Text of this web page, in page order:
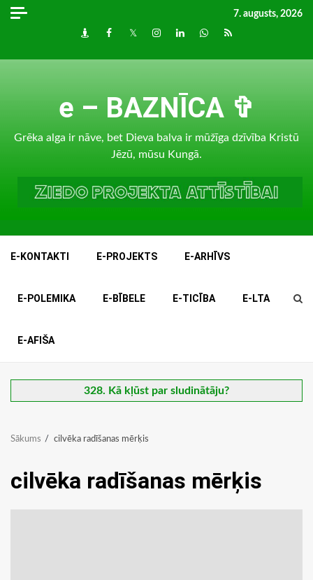
Skip
7. augusts, 2026
DraugiemFacebook
TwitterInstagram
LinkedInwhatsapp
RSS
e – BAZNĪCA ✞
Grēka alga ir nāve, bet Dieva balva ir mūžīga dzīvība Kristū
Jēzū, mūsu Kungā.
E-KONTAKTI E-PROJEKTS E-ARHĪVS
E-POLEMIKA E-BĪBELE E-TICĪBA E-LTA
E-AFIŠA
328. Kā kļūst par sludinātāju?
Sākums cilvēka radīšanas mērķis
cilvēka radīšanas mērķis